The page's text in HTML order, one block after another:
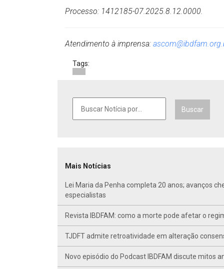
Processo: 1412185-07.2025.8.12.0000.
Atendimento à imprensa:
Tags:
Buscar
Mais Notícias
Lei Maria da Penha completa 20 anos; avanços
especialistas
Revista IBDFAM: como a morte pode afetar o
TJDFT admite retroatividade em alteração
Novo episódio do Podcast IBDFAM discute mitos